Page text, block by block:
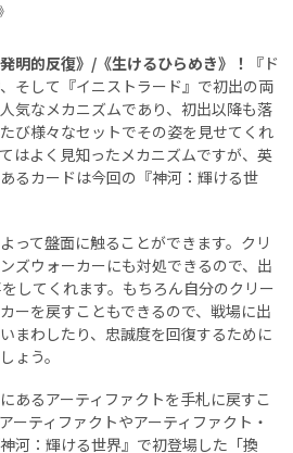
発明的反復》/《生けるひらめき》！
『ド
そして『イニストラード』で初出の両
気なメカニズムであり、初出以降も落
び様々なセットでその姿を見せてくれ
はよく見知ったメカニズムですが、英
るカードは今回の『神河：輝ける世
って盤面に触ることができます。クリ
ズウォーカーにも対処できるので、出
してくれます。もちろん自分のクリー
ーを戻すこともできるので、戦場に出
まわしたり、忠誠度を回復するために
ょう。
あるアーティファクトを手札に戻すこ
ーティファクトやアーティファクト・
河：輝ける世界』で初登場した「換